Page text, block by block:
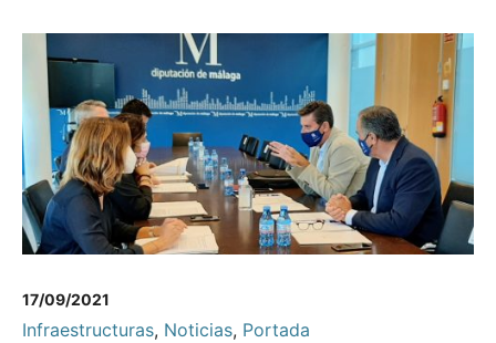
17/09/2021
Infraestructuras, Noticias, Portada